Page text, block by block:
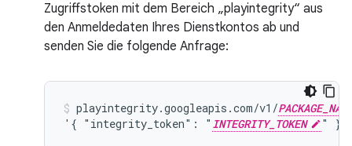
Zugriffstoken mit dem Bereich „playintegrity“ aus
den Anmeldedaten Ihres Dienstkontos ab und
senden Sie die folgende Anfrage:
playintegrity.googleapis.com/v1/
'{ "integrity_token": " INTEGRITY_TOKEN " }'